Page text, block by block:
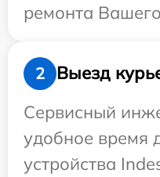
ремонта
2
Выезд
Сервисный
удобное время
устройства